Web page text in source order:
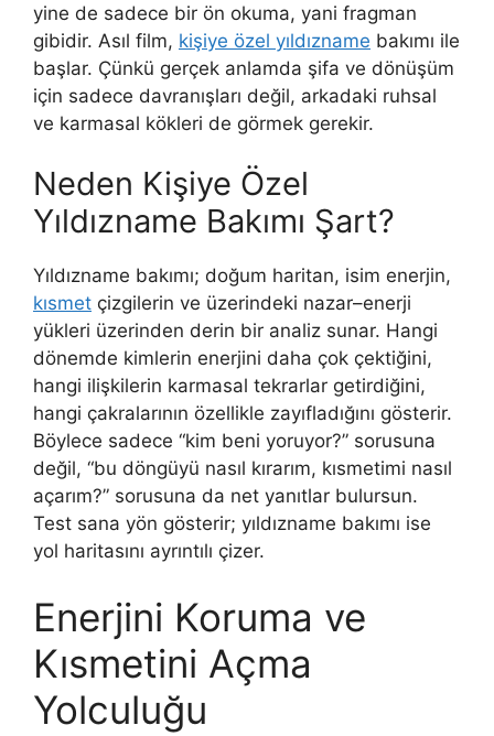
yine de sadece bir ön okuma, yani fragman
gibidir. Asıl film, kişiye özel yıldızname bakımı ile
başlar. Çünkü gerçek anlamda şifa ve dönüşüm
için sadece davranışları değil, arkadaki ruhsal
ve karmasal kökleri de görmek gerekir.
Neden Kişiye Özel
Yıldızname Bakımı Şart?
Yıldızname bakımı; doğum haritan, isim enerjin,
kısmet çizgilerin ve üzerindeki nazar–enerji
yükleri üzerinden derin bir analiz sunar. Hangi
dönemde kimlerin enerjini daha çok çektiğini,
hangi ilişkilerin karmasal tekrarlar getirdiğini,
hangi çakralarının özellikle zayıfladığını gösterir.
Böylece sadece “kim beni yoruyor?” sorusuna
değil, “bu döngüyü nasıl kırarım, kısmetimi nasıl
açarım?” sorusuna da net yanıtlar bulursun.
Test sana yön gösterir; yıldızname bakımı ise
yol haritasını ayrıntılı çizer.
Enerjini Koruma ve
Kısmetini Açma
Yolculuğu